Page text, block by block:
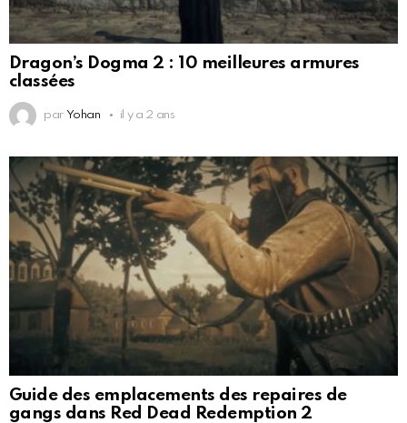
Dragon’s Dogma 2 : 10 meilleures armures
classées
par Yohan il y a 2 ans
Guide des emplacements des repaires de
gangs dans Red Dead Redemption 2